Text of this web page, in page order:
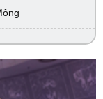
phạm pháp